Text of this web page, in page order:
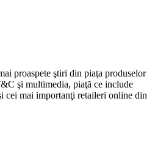
proaspete ştiri din piaţa produselor
şi multimedia, piaţă ce include
cei mai importanţi retaileri online din